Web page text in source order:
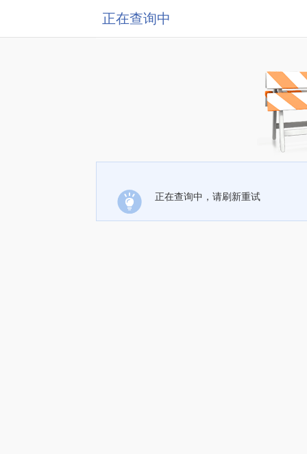
正在查询中
正在查询中，请刷新重试